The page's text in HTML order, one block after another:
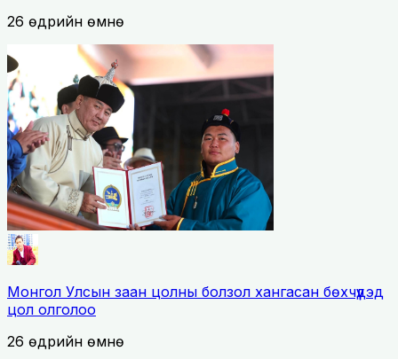
26 өдрийн өмнө
Монгол Улсын заан цолны болзол хангасан бөхчүүдэд
цол олголоо
26 өдрийн өмнө